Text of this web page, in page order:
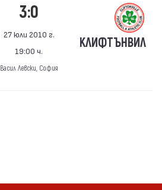
3:0
27 юли 2010 г.
19:00 ч.
Васил Левски, София
КЛИФТЪНВИЛ